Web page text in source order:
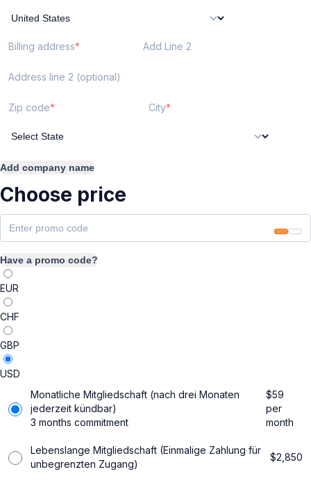
Billing address Add Line 2
Address line 2 (optional)
Zip code City
Add company name
Choose price
Have a promo code?
EUR
CHF
GBP
USD
Monatliche Mitgliedschaft (nach drei Monaten
jederzeit kündbar)
3 months commitment
$59
per
month
Lebenslange Mitgliedschaft (Einmalige Zahlung für
unbegrenzten Zugang)
$2,850